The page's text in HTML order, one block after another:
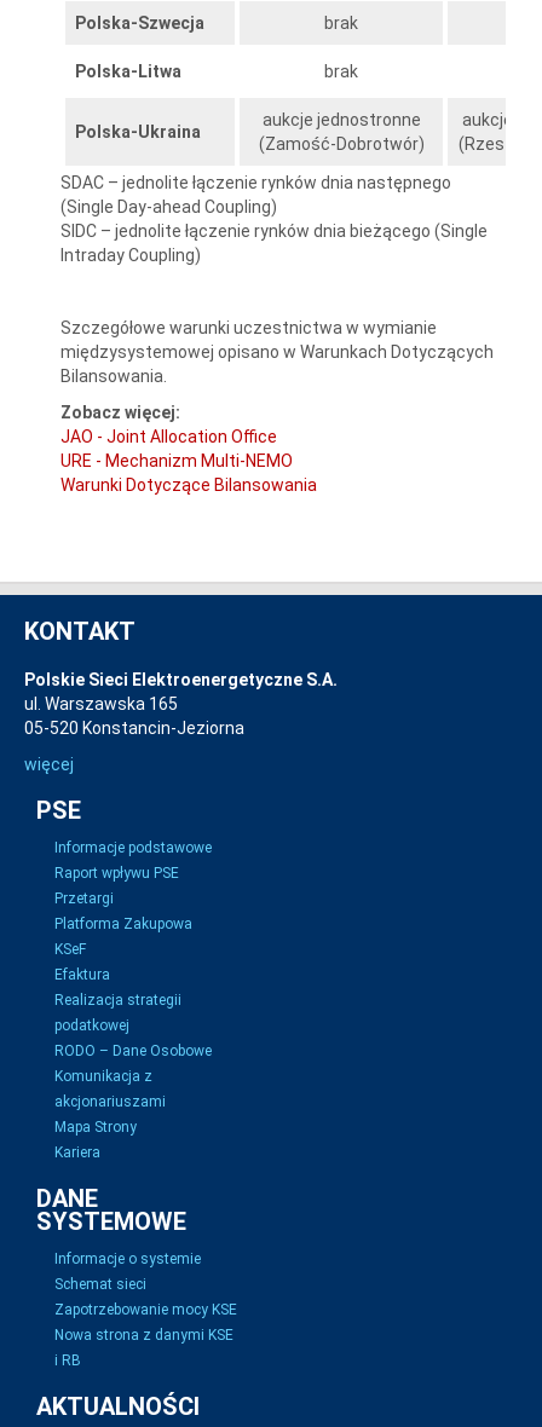
Polska-Szwecja brak
Polska-Litwa brak
Polska-Ukraina
aukcje jednostronne
(Zamość-Dobrotwór)
aukcje
SDAC – jednolite łączenie rynków dnia następnego
(Single Day-ahead Coupling)
SIDC – jednolite łączenie rynków dnia bieżącego (Single
Intraday Coupling)
Szczegółowe warunki uczestnictwa w wymianie
międzysystemowej opisano w Warunkach Dotyczących
Bilansowania.
Zobacz więcej:
JAO - Joint Allocation Office
URE - Mechanizm Multi-NEMO
Warunki Dotyczące Bilansowania
KONTAKT
Polskie Sieci Elektroenergetyczne S.A.
ul. Warszawska 165
05-520 Konstancin-Jeziorna
więcej
PSE
Informacje podstawowe
Raport wpływu PSE
Przetargi
Platforma Zakupowa
KSeF
Efaktura
Realizacja strategii
podatkowej
RODO – Dane Osobowe
Komunikacja z
akcjonariuszami
Mapa Strony
Kariera
DANE
SYSTEMOWE
Informacje o systemie
Schemat sieci
Zapotrzebowanie mocy KSE
Nowa strona z danymi KSE
i RB
AKTUALNOŚCI